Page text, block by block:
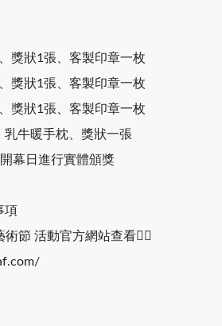
獎狀1張、客製印章一枚
獎狀1張、客製印章一枚
獎狀1張、客製印章一枚
牛暖手枕、獎狀一張
幕日進行實體頒獎
項
節 活動官方網站查看👇🏻